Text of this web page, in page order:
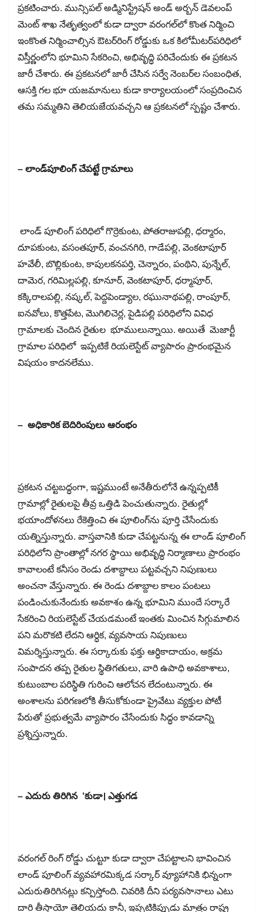
ప్రకటించారు. మున్సిపల్​ అడ్మినిస్ట్రేషన్​ అండ్​ అర్బన్​ డెవలంప్​
మెంట్ శాఖ నేతృత్వంలో కుడా ద్వారా వరంగల్​లో కొంత నిర్మించి
ఇంకొంత నిర్మించాల్సిన ఔటర్​రింగ్​ రోడ్డుకు ఒక కిలోమీటర్​పరిధిలో
విస్తీర్ణంలోని భూమిని సేకరించి, అభివృద్ధి పరిచేందుకు ఈ ప్రకటన
జారీ చేశారు. ఈ ప్రకటనలో జారీ చేసిన సర్వే నెంబర్​ల సంబంధిత,
ఆసక్తి గల భూ యజమానులు కుడా కార్యాలయంలో సంప్రదించిన
తమ సమ్మతిని తెలియజేయవచ్చని ఆ ప్రకటనలో స్పష్టం చేశారు.
– లాండ్​పూలింగ్​ చేపట్టే గ్రామాలు
లాండ్​ పూలింగ్​ పరిధిలో గొర్రెకుంట, పోతరాజుపల్లి, ధర్మారం,
దూపకుంట, వసంతపూర్​, వంచనగిరి, గాడేపల్లి, వెంకటాపూర్​
హవేలీ, బొల్లికుంట, కాపులకనపర్తి, చెన్నారం, పంథిని, పున్నేల్​,
దామెర, గరిమిల్లపల్లి, కూనూర్​, వెంకటాపూర్​, ధర్మాపూర్​,
కక్కిరాలపల్లి, నష్కల్​, పెద్దపెండ్యాల, రఘునాథపల్లి, రాంపూర్​,
ఐనవోలు, కొత్తపేట, మొగిలిచెర్ల, పైడిపల్లి పరిధిలోని వివిధ
గ్రామాలకు చెందిన రైతుల భూములున్నాయి. అయితే మెజార్టీ
గ్రామాల పరిధిలో ఇప్పటికే రియలెస్టేట్​ వ్యాపారం ప్రారంభమైన
విషయం కాదనలేము.
– అధికారిక బెదిరింపులు ఆరంభం
ప్రకటన చట్టబద్ధంగా, ఇష్టముంటే అనేతీరులోనే ఉన్నప్పటికీ
గ్రామాల్లో రైతులపై తీవ్ర ఒత్తిడి పెంచుతున్నారు. రైతుల్లో
భయాందోళనలు రేకెత్తించి ఈ పూలింగ్​ను పూర్తి చేసేందుకు
యత్నిస్తున్నారు. వాస్తవానికి కుడా చేపట్టనున్న ఈ లాండ్​ పూలింగ్​
పరిధిలోని ప్రాంతాల్లో నగర స్థాయి అభివృద్ధి నిర్మాణాలు ప్రారంభం
కావాలంటే కనీసం రెండు దశాబ్దాలు పట్టవచ్చని నిపుణులు
అంచనా వేస్తున్నారు. ఈ రెండు దశాబ్దాల కాలం పంటలు
పండించుకునేందుకు అవకాశం ఉన్న భూమిని ముందే సర్కారే
సేకరించి రియలెస్టేట్​ చేయడమంటే ఇంతకు మించిన సిగ్గుమాలిన
పని మరొకటి లేదని ఆర్ధిక, వ్యవసాయ నిపుణులు
విమర్శిస్తున్నారు. ఈ సర్కారుకు ఫక్తు ఆర్ధికాదాయం, అక్రమ
సంపాదన తప్ప రైతుల స్థితిగతులు, వారి ఉపాధి అవకాశాలు,
కుటుంబాల పరిస్థితి గురించి ఆలోచన లేదంటున్నారు. ఈ
అంశాలను పరిగణలోకి తీసుకోకుండా ప్రైవేటు వ్యక్తుల పోటీ
పేరుతో ప్రభుత్వమే వ్యాపారం చేసేందుకు సిద్ధం కావడాన్ని
ప్రశ్నిస్తున్నారు.
– ఎదురు తిరిగిన ‘కుడా। ఎత్తుగడ
వరంగల్​ రింగ్​ రోడ్డు చుట్టూ కుడా ద్వారా చేపట్టాలని భావించిన
లాండ్​ పూలింగ్​ వ్యవహారమిక్కడ సర్కార్​ వ్యూహానికి భిన్నంగా
ఎదురుతిరిగినట్లు కన్పిస్తోంది. చివరికి దీని పర్యవసానాలు ఎటు
దారి తీస్తాయో తెలియదు కానీ, ఇప్పటికిప్పుడు మాత్రం రాష్ట్ర